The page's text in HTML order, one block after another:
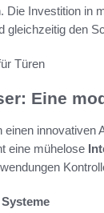
Die Investition in
gleichzeitig den
Eine
einen innovativen
eine mühelose